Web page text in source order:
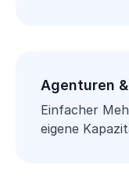
Agenturen
Einfacher
eigene